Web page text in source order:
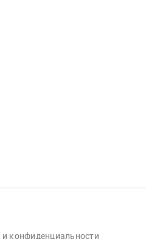
и конфиденциальности